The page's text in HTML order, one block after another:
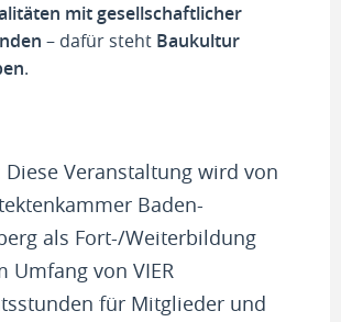
mit gesellschaftlicher
– dafür steht Baukultur
.
Diese Veranstaltung wird von
Baden-
als Fort-/Weiterbildung
Umfang von VIER
für Mitglieder und